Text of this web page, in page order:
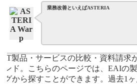
業務改善といえばASTERIA
製品・サービスの比較・資料請求が
ド。こちらのページでは、EAIの製
から探すことができます。過去1ヶ